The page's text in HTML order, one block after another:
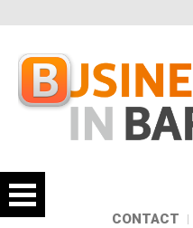
CONTACT